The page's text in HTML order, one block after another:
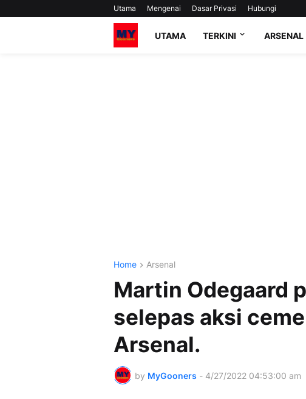
Utama Mengenai Dasar Privasi Hubungi
UTAMA TERKINI ARSENAL
Home Arsenal
Martin Odegaard
selepas aksi
Arsenal.
by MyGooners - 4/27/2022 04:53:00 am